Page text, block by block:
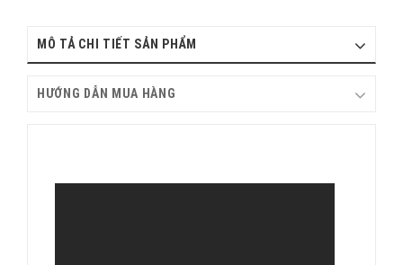
MÔ TẢ CHI TIẾT SẢN PHẨM
HƯỚNG DẪN MUA HÀNG